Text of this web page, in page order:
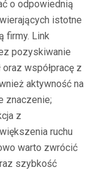
o odpowiednią
istotne
firmy. Link
pozyskiwanie
współpracę z
aktywność na
znaczenie;
z
ruchu
warto zwrócić
szybkość